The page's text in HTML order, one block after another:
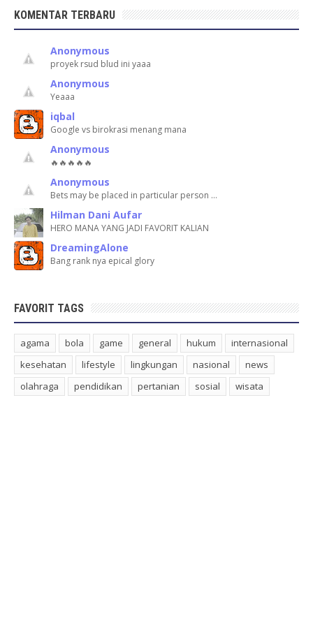
KOMENTAR TERBARU
Anonymous
proyek rsud blud ini yaaa
Anonymous
Yeaaa
iqbal
Google vs birokrasi menang mana
Anonymous
🔥🔥🔥🔥🔥
Anonymous
Bets may be placed in particular person …
Hilman Dani Aufar
HERO MANA YANG JADI FAVORIT KALIAN
DreamingAlone
Bang rank nya epical glory
FAVORIT TAGS
agama bola game general hukum
internasional
kesehatan
lifestyle lingkungan nasional
news
olahraga
pendidikan pertanian sosial wisata